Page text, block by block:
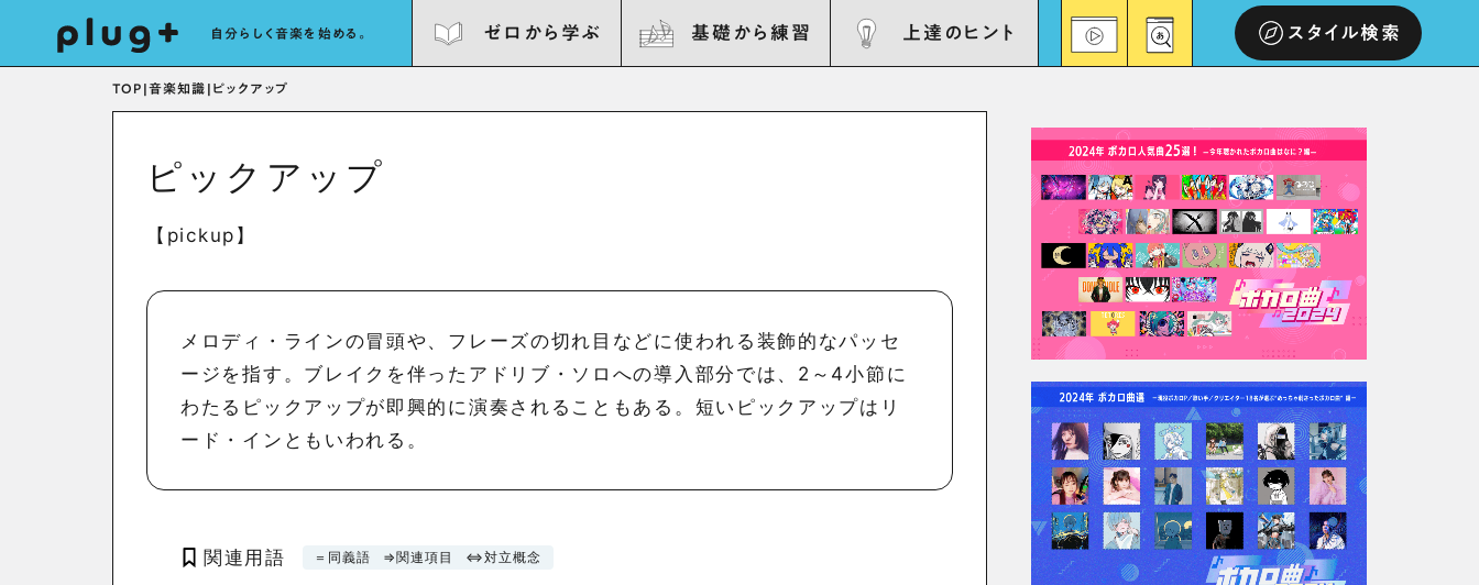
自分らしく音楽を始める。 ゼロから学ぶ 基礎から練習 上達のヒント スタイル検索
TOP |音楽知識 | ピックアップ
ピックアップ
【pickup】
メロディ・ラインの冒頭や、フレーズの切れ目などに使われる装飾的なパッセ
ージを指す。ブレイクを伴ったアドリブ・ソロへの導入部分では、2～4小節に
わたるピックアップが即興的に演奏されることもある。短いピックアップはリ
ード・インともいわれる。
関連用語 ＝同義語 ⇒関連項目 ⇔対立概念